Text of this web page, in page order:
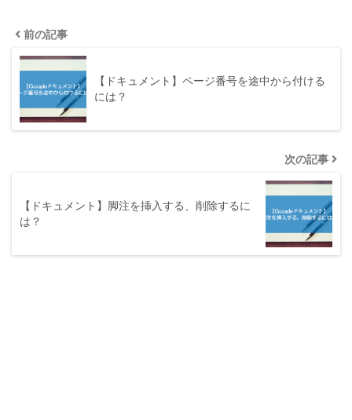
前の記事
【ドキュメント】ページ番号を途中から付ける
には？
次の記事
【ドキュメント】脚注を挿入する、削除するに
は？